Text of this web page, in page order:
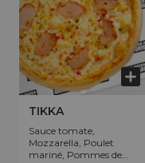
TIKKA
Sauce tomate,
Mozzarella, Poulet
mariné, Pommes de